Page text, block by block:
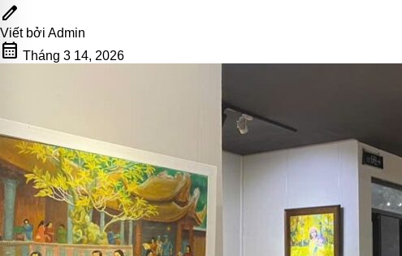
edit
Viết bởi Admin
calendar_month Tháng 3 14, 2026